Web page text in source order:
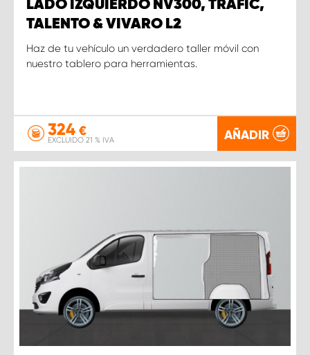
LADO IZQUIERDO NV300, TRAFIC,
TALENTO & VIVARO L2
Haz de tu vehículo un verdadero taller móvil con
nuestro tablero para herramientas.
324 €
EXCLUIDO 21 % IVA AÑADIR